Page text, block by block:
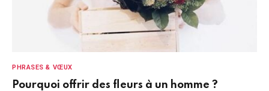
PHRASES & VŒUX
Pourquoi offrir des fleurs à un homme ?